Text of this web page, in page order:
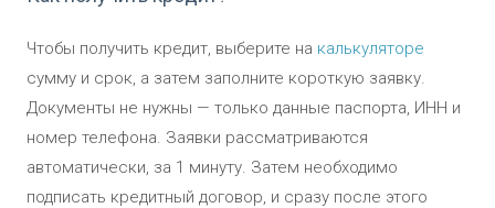
Чтобы получить кредит, выберите на калькуляторе
сумму и срок, а затем заполните короткую заявку.
Документы не нужны — только данные паспорта, ИНН и
номер телефона. Заявки рассматриваются
автоматически, за 1 минуту. Затем необходимо
подписать кредитный договор, и сразу после этого